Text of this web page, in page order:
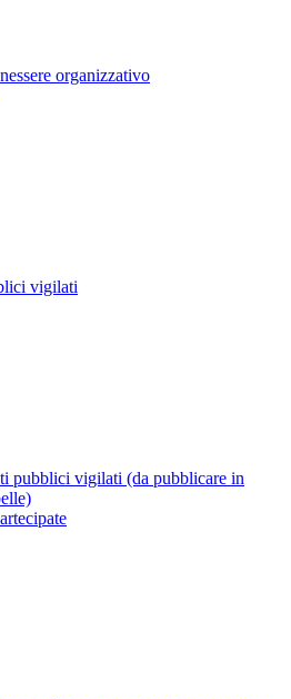
organizzativo
vigilati
pubblici vigilati (da pubblicare in